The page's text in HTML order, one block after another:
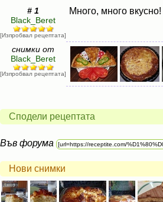
# 1
Black_Beret
[Изпробвал рецептата]
Много, много вкусно!
снимки от
Black_Beret
[Изпробвал рецептата]
Сподели рецептата
Във форума
Нови снимки